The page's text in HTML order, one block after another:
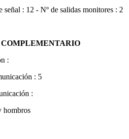
señal : 12 - Nº de salidas monitores : 2
:
: 5
:
hombros